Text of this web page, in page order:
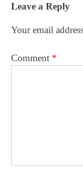
Leave a Reply
Your email
Comment *